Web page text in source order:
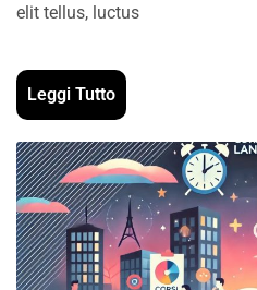
elit tellus, luctus
Leggi Tutto